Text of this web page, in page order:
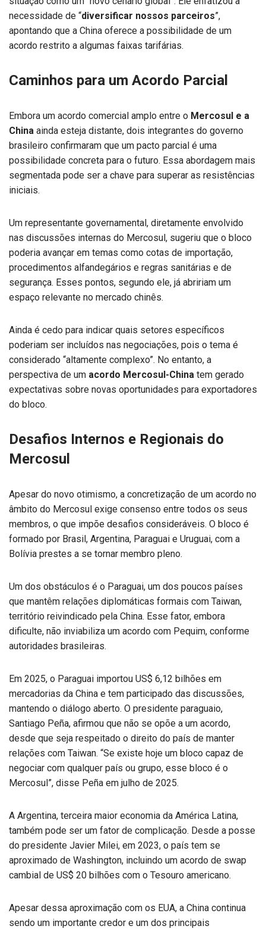
necessidade de “diversificar nossos parceiros”,
apontando que a China oferece a possibilidade de um
acordo restrito a algumas faixas tarifárias.
Caminhos para um Acordo Parcial
Embora um acordo comercial amplo entre o Mercosul e a
China ainda esteja distante, dois integrantes do governo
brasileiro confirmaram que um pacto parcial é uma
possibilidade concreta para o futuro. Essa abordagem mais
segmentada pode ser a chave para superar as resistências
iniciais.
Um representante governamental, diretamente envolvido
nas discussões internas do Mercosul, sugeriu que o bloco
poderia avançar em temas como cotas de importação,
procedimentos alfandegários e regras sanitárias e de
segurança. Esses pontos, segundo ele, já abririam um
espaço relevante no mercado chinês.
Ainda é cedo para indicar quais setores específicos
poderiam ser incluídos nas negociações, pois o tema é
considerado “altamente complexo”. No entanto, a
perspectiva de um acordo Mercosul-China tem gerado
expectativas sobre novas oportunidades para exportadores
do bloco.
Desafios Internos e Regionais do
Mercosul
Apesar do novo otimismo, a concretização de um acordo no
âmbito do Mercosul exige consenso entre todos os seus
membros, o que impõe desafios consideráveis. O bloco é
formado por Brasil, Argentina, Paraguai e Uruguai, com a
Bolívia prestes a se tornar membro pleno.
Um dos obstáculos é o Paraguai, um dos poucos países
que mantêm relações diplomáticas formais com Taiwan,
território reivindicado pela China. Esse fator, embora
dificulte, não inviabiliza um acordo com Pequim, conforme
autoridades brasileiras.
Em 2025, o Paraguai importou US$ 6,12 bilhões em
mercadorias da China e tem participado das discussões,
mantendo o diálogo aberto. O presidente paraguaio,
Santiago Peña, afirmou que não se opõe a um acordo,
desde que seja respeitado o direito do país de manter
relações com Taiwan. “Se existe hoje um bloco capaz de
negociar com qualquer país ou grupo, esse bloco é o
Mercosul”, disse Peña em julho de 2025.
A Argentina, terceira maior economia da América Latina,
também pode ser um fator de complicação. Desde a posse
do presidente Javier Milei, em 2023, o país tem se
aproximado de Washington, incluindo um acordo de swap
cambial de US$ 20 bilhões com o Tesouro americano.
Apesar dessa aproximação com os EUA, a China continua
sendo um importante credor e um dos principais